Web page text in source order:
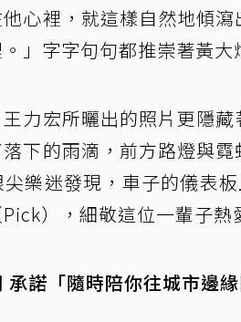
心裡，就這樣自然地傾
」字字句句都推崇著黃
力宏所曬出的照片更隱
下的雨滴，前方路燈與
樂迷發現，車子的儀表
），細敬這位一輩子熱
諾「隨時陪你往城市邊緣